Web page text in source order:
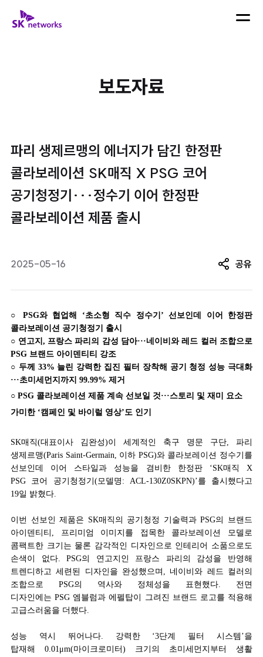
SK 네트웍스 로고 메뉴 열기
보도자료
파리 생제르맹의 에너지가 담긴 한정판
콜라보레이션 SK매직 X PSG 코어
공기청정기···정수기 이어 한정판
콜라보레이션 제품 출시
2025-05-16 공유
○ PSG와 협업해 ‘초소형 직수 정수기’ 선보인데 이어 한정판
콜라보레이션 공기청정기 출시
○ 연고지, 프랑스 파리의 감성 담아···네이비와 레드 컬러 조합으로
PSG 브랜드 아이덴티티 강조
○ 두께 33% 늘린 강력한 집진 필터 장착해 공기 청정 성능 극대화
···초미세먼지까지 99.99% 제거
○ PSG 콜라보레이션 제품 계속 선보일 것···스토리 및 재미 요소
가미한 ‘캠페인 및 바이럴 영상’도 인기
SK매직(대표이사 김완성)이 세계적인 축구 명문 구단, 파리
생제르맹(Paris Saint-Germain, 이하 PSG)와 콜라보레이션 정수기를
선보인데 이어 스타일과 성능을 겸비한 한정판 ‘SK매직 X
PSG 코어 공기청정기(모델명: ACL-130Z0SKPN)’를 출시했다고
19일 밝혔다.
이번 선보인 제품은 SK매직의 공기청정 기술력과 PSG의 브랜드
아이덴티티, 프리미엄 이미지를 접목한 콜라보레이션 모델로
콤팩트한 크기는 물론 감각적인 디자인으로 인테리어 소품으로도
손색이 없다. PSG의 연고지인 프랑스 파리의 감성을 반영해
트렌디하고 세련된 디자인을 완성했으며, 네이비와 레드 컬러의
조합으로 PSG의 역사와 정체성을 표현했다. 전면
디자인에는 PSG 엠블럼과 에펠탑이 그려진 브랜드 로고를 적용해
고급스러움을 더했다.
성능 역시 뛰어나다. 강력한 ‘3단계 필터 시스템’을
탑재해 0.01μm(마이크로미터) 크기의 초미세먼지부터 생활